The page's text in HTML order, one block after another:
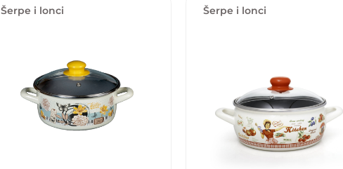
Šerpe i lonci Šerpe i lonci